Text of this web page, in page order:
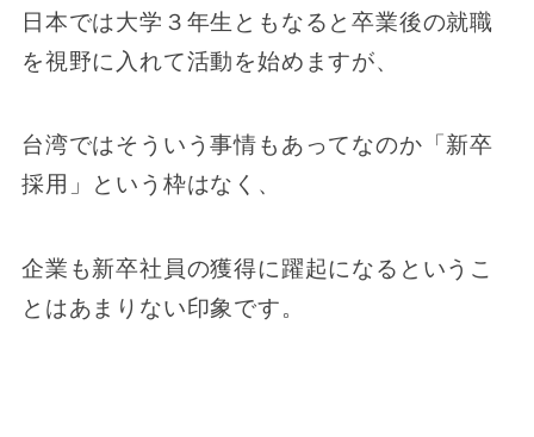
日本では大学３年生ともなると卒業後の就職
を視野に入れて活動を始めますが、
台湾ではそういう事情もあってなのか「新卒
採用」という枠はなく、
企業も新卒社員の獲得に躍起になるというこ
とはあまりない印象です。